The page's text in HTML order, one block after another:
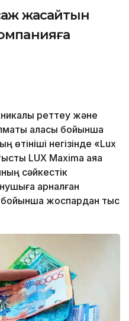
жасайтын
реттеу және
қаласы бойынша
өтініші негізінде «Lux
LUX Maxima аяққа
сәйкестік
арналған
бойынша жоспардан тыс